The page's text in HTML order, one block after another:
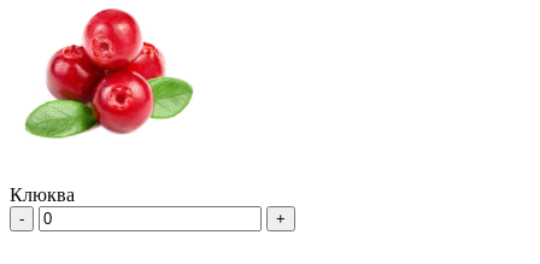
Клюква
- +